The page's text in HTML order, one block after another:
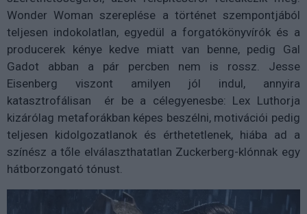
Wonder Woman szereplése a történet szempontjából
teljesen indokolatlan, egyedül a forgatókönyvírók és a
producerek kénye kedve miatt van benne, pedig Gal
Gadot abban a pár percben nem is rossz. Jesse
Eisenberg viszont amilyen jól indul, annyira
katasztrofálisan ér be a célegyenesbe: Lex Luthorja
kizárólag metaforákban képes beszélni, motivációi pedig
teljesen kidolgozatlanok és érthetetlenek, hiába ad a
színész a tőle elválaszthatatlan Zuckerberg-klónnak egy
hátborzongató tónust.